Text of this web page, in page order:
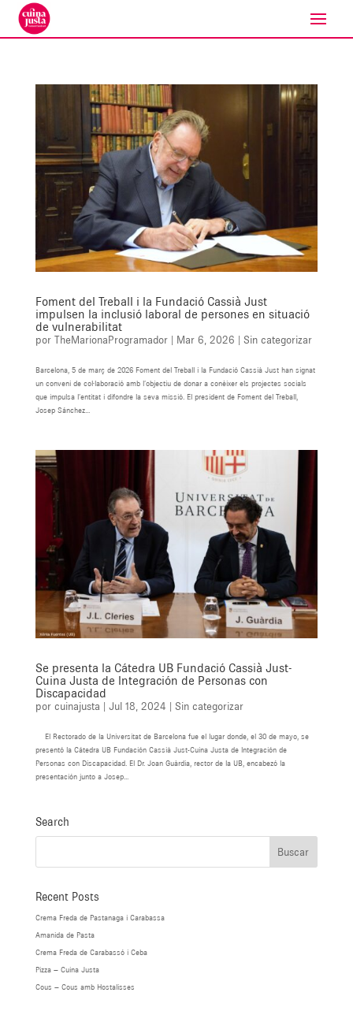
Foment del Treball i la Fundació Cassià Just
impulsen la inclusió laboral de persones en situació
de vulnerabilitat
por TheMarionaProgramador| Mar 6, 2026 | Sin categorizar
Barcelona, 5 de març de 2026 Foment del Treball i la Fundació Cassià Just han signat
un conveni de col·laboració amb l’objectiu de donar a conèixer els projectes socials
que impulsa l’entitat i difondre la seva missió. El president de Foment del Treball,
Josep Sánchez...
Se presenta la Cátedra UB Fundació Cassià Just-
Cuina Justa de Integración de Personas con
Discapacidad
por cuinajusta | Jul 18, 2024 | Sin categorizar
El Rectorado de la Universitat de Barcelona fue el lugar donde, el 30 de mayo, se
presentó la Cátedra UB Fundación Cassià Just-Cuina Justa de Integración de
Personas con Discapacidad. El Dr. Joan Guàrdia, rector de la UB, encabezó la
presentación junto a Josep...
Search
Recent Posts
Crema Freda de Pastanaga i Carabassa
Amanida de Pasta
Crema Freda de Carabassó i Ceba
Pizza – Cuina Justa
Cous – Cous amb Hostalisses